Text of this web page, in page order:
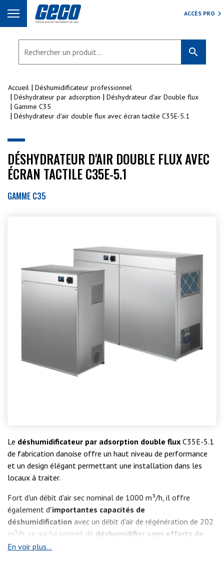
ACCÈS PRO
search
Accueil
Déshumidificateur professionnel
Déshydrateur par adsorption
Déshydrateur d'air Double flux
Gamme C35
Déshydrateur d'air double flux avec écran tactile C35E-5.1
DÉSHYDRATEUR D'AIR DOUBLE FLUX AVEC
ÉCRAN TACTILE C35E-5.1
GAMME C35
Le déshumidificateur par adsorption double flux C35E-5.1
de fabrication danoise offre un haut niveau de performance
et un design élégant permettant une installation dans les
locaux à traiter.
Fort d'un débit d'air sec nominal de 1000 m³/h, il offre
également d'importantes capacités de
déshumidification avec un débit d'air de régénération de 202
m³/h, ce qui lui permet de déshumidifier sans efforts de
grands espaces sur des chantiers navals, dans l'industrie
En voir plus...